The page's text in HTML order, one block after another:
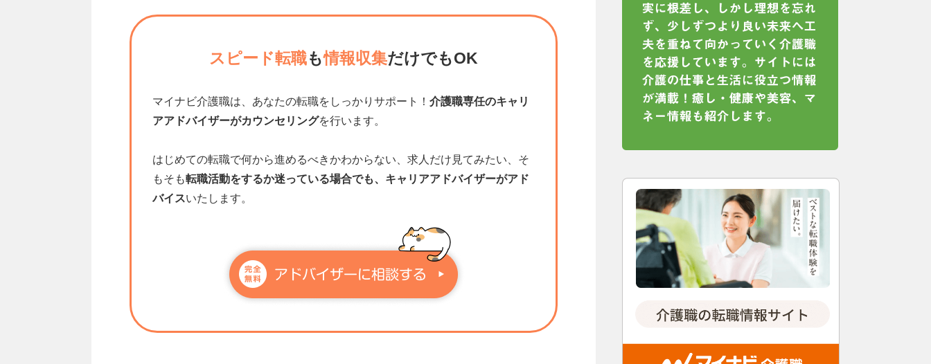
スピード転職も情報収集だけでもOK
マイナビ介護職は、あなたの転職をしっかりサポート！ 介護職専任のキャリ
アアドバイザーがカウンセリングを行います。
はじめての転職で何から進めるべきかわからない、求人だけ見てみたい、そ
もそも転職活動をするか迷っている場合でも、キャリアアドバイザーがアド
バイスいたします。